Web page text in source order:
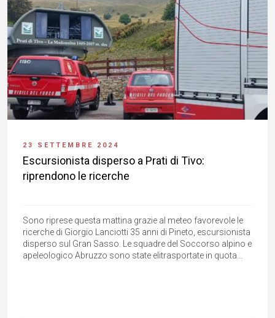
23 SETTEMBRE 2024
Escursionista disperso a Prati di Tivo:
riprendono le ricerche
Sono riprese questa mattina grazie al meteo favorevole le
ricerche di Giorgio Lanciotti 35 anni di Pineto, escursionista
disperso sul Gran Sasso. Le squadre del Soccorso alpino e
apeleologico Abruzzo sono state elitrasportate in quota...